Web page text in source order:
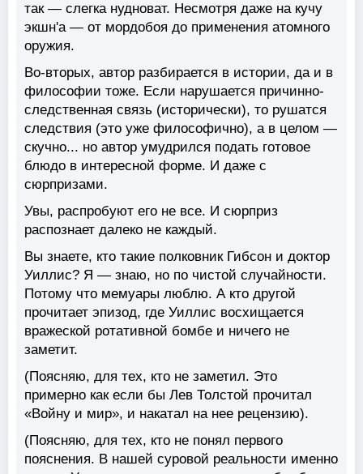
так — слегка нудноват. Несмотря даже на кучу
экшн'а — от мордобоя до применения атомного
оружия.
Во-вторых, автор разбирается в истории, да и в
философии тоже. Если нарушается причинно-
следственная связь (исторически), то рушатся
следствия (это уже философично), а в целом —
скучно... но автор умудрился подать готовое
блюдо в интересной форме. И даже с
сюрпризами.
Увы, распробуют его не все. И сюрприз
распознает далеко не каждый.
Вы знаете, кто такие полковник Гибсон и доктор
Уиллис? Я — знаю, но по чистой случайности.
Потому что мемуары люблю. А кто другой
прочитает эпизод, где Уиллис восхищается
вражеской ротативной бомбе и ничего не
заметит.
(Поясняю, для тех, кто не заметил. Это
примерно как если бы Лев Толстой прочитал
«Войну и мир», и накатал на нее рецензию).
(Поясняю, для тех, кто не понял первого
пояснения. В нашей суровой реальности именно